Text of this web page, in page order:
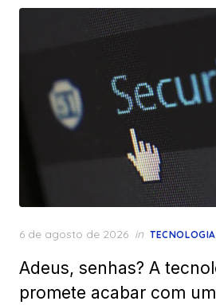
Posted
6 de agosto de 2026 in TECNOLOGIA
Adeus, senhas? A
promete acabar com